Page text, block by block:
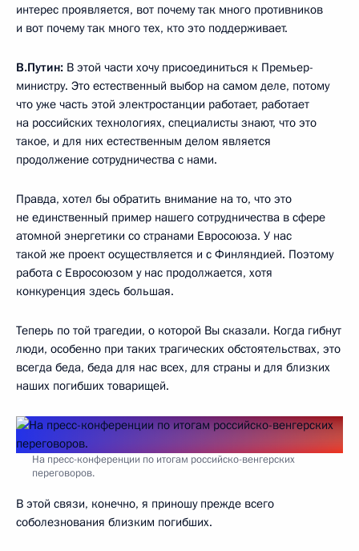
интерес проявляется, вот почему так много противников
и вот почему так много тех, кто это поддерживает.
В.Путин: В этой части хочу присоединиться к Премьер-
министру. Это естественный выбор на самом деле, потому
что уже часть этой электростанции работает, работает
на российских технологиях, специалисты знают, что это
такое, и для них естественным делом является
продолжение сотрудничества с нами.
Правда, хотел бы обратить внимание на то, что это
не единственный пример нашего сотрудничества в сфере
атомной энергетики со странами Евросоюза. У нас
такой же проект осуществляется и с Финляндией. Поэтому
работа с Евросоюзом у нас продолжается, хотя
конкуренция здесь большая.
Теперь по той трагедии, о которой Вы сказали. Когда гибнут
люди, особенно при таких трагических обстоятельствах, это
всегда беда, беда для нас всех, для страны и для близких
наших погибших товарищей.
На пресс-конференции по итогам российско-венгерских
переговоров.
В этой связи, конечно, я приношу прежде всего
соболезнования близким погибших.